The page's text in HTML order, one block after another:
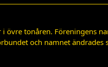
tonåren. Föreningens
och namnet ändrades